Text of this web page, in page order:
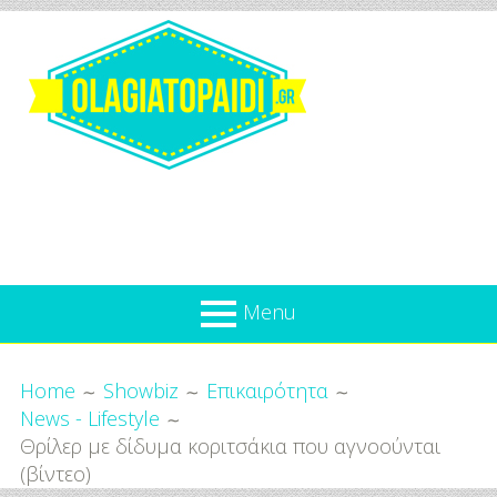
content
Menu
Για
το
Παιδί
Επικαιρότητα
Προσφορές
Home Showbiz
Επικαιρότητα
News - Lifestyle
Θρίλερ με δίδυμα κοριτσάκια που αγνοούνται
(βίντεο)